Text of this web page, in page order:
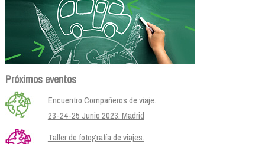
Próximos eventos
Encuentro Compañeros de viaje.
23-24-25 Junio 2023. Madrid
Taller de fotografía de viajes.